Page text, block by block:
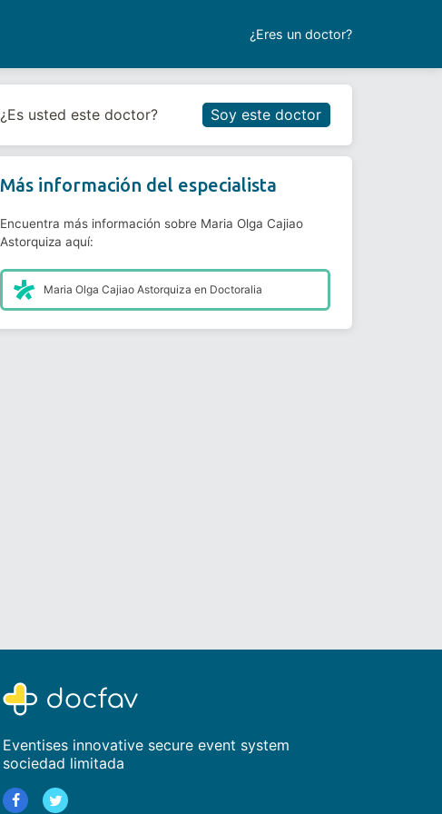
¿Eres un doctor?
Reservar cita
¿Es usted este doctor? Soy este doctor
Más información del especialista
Encuentra más información sobre Maria Olga Cajiao
Astorquiza aquí:
Maria Olga Cajiao Astorquiza en Doctoralia
Eventises innovative secure event system
sociedad limitada